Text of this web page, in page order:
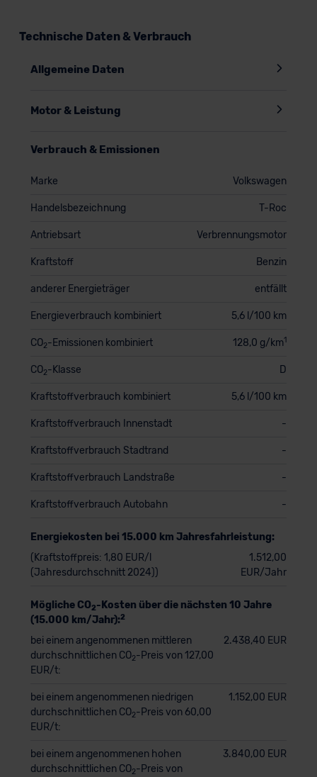
Technische Daten & Verbrauch
Allgemeine Daten
Motor & Leistung
Verbrauch & Emissionen
Marke Volkswagen
Handelsbezeichnung T-Roc
Antriebsart Verbrennungsmotor
Kraftstoff Benzin
anderer Energieträger entfällt
Energieverbrauch kombiniert 5,6 l/100 km
CO2-Emissionen kombiniert 128,0 g/km1
CO2-Klasse D
Kraftstoffverbrauch kombiniert 5,6 l/100 km
Kraftstoffverbrauch Innenstadt -
Kraftstoffverbrauch Stadtrand -
Kraftstoffverbrauch Landstraße -
Kraftstoffverbrauch Autobahn -
Energiekosten bei 15.000 km Jahresfahrleistung:
(Kraftstoffpreis: 1,80 EUR/l
(Jahresdurchschnitt 2024))
1.512,00
EUR/Jahr
Mögliche CO2-Kosten über die nächsten 10 Jahre
(15.000 km/Jahr):2
bei einem angenommenen mittleren
durchschnittlichen CO2-Preis von 127,00
EUR/t:
2.438,40 EUR
bei einem angenommenen niedrigen
durchschnittlichen CO2-Preis von 60,00
EUR/t:
1.152,00 EUR
bei einem angenommenen hohen
durchschnittlichen CO2-Preis von
3.840,00 EUR